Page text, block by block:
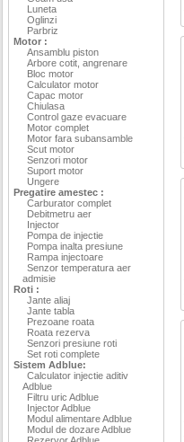
Luneta
Oglinzi
Parbriz
Motor :
Ansamblu piston
Arbore cotit, angrenare
Bloc motor
Calculator motor
Capac motor
Chiulasa
Control gaze evacuare
Motor complet
Motor fara subansamble
Scut motor
Senzori motor
Suport motor
Ungere
Pregatire amestec :
Carburator complet
Debitmetru aer
Injector
Pompa de injectie
Pompa inalta presiune
Rampa injectoare
Senzor temperatura aer
admisie
Roti :
Jante aliaj
Jante tabla
Prezoane roata
Roata rezerva
Senzori presiune roti
Set roti complete
Sistem Adblue:
Calculator injectie aditiv
Adblue
Filtru uric Adblue
Injector Adblue
Modul alimentare Adblue
Modul de dozare Adblue
Rezervor Adblue